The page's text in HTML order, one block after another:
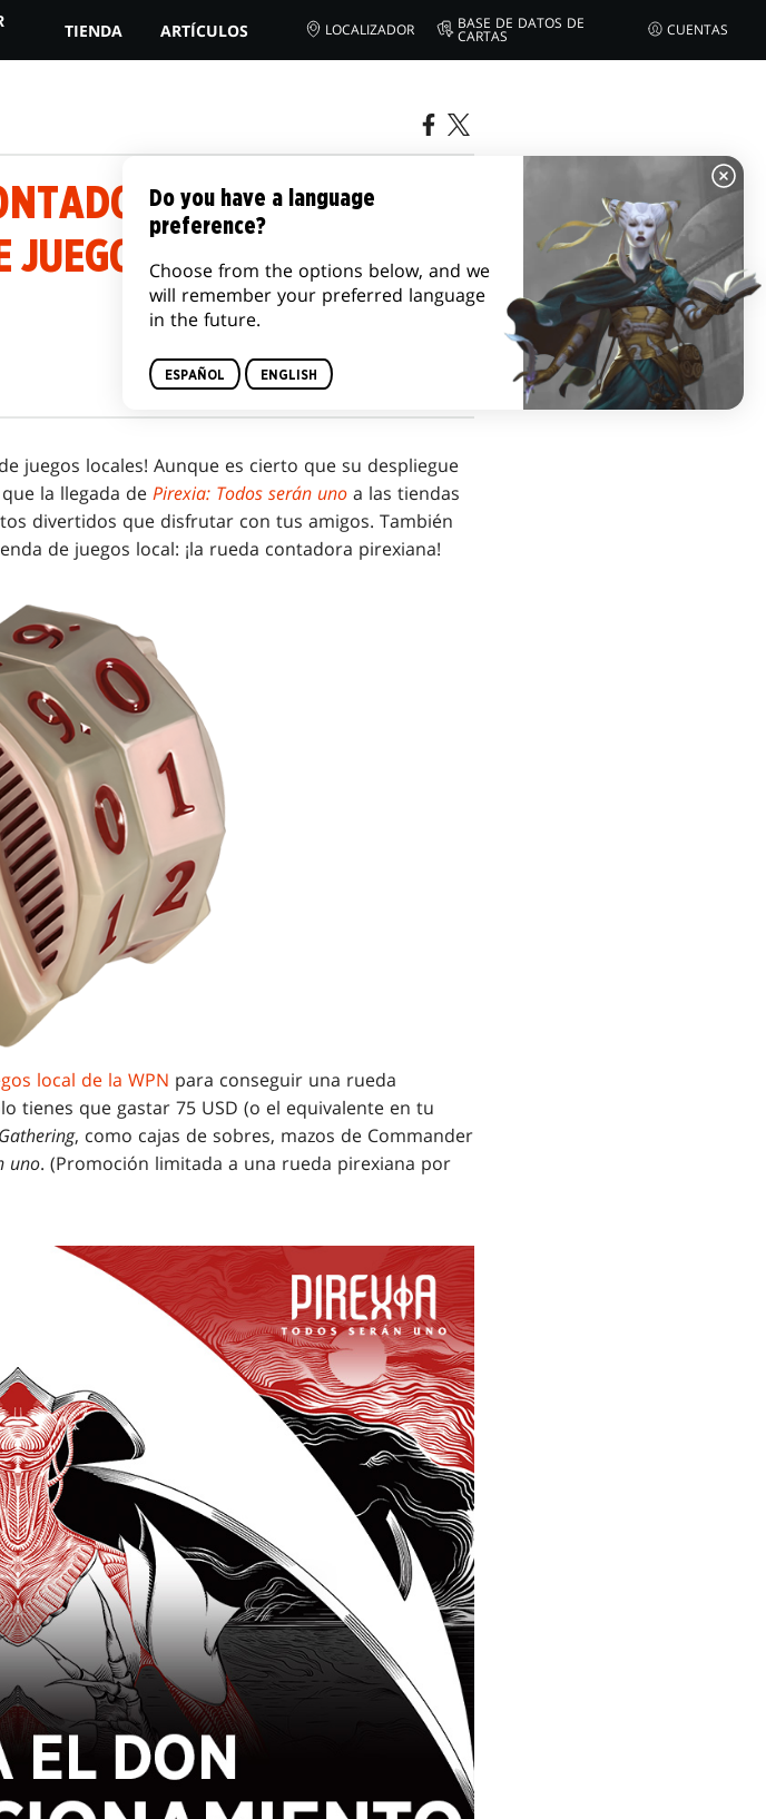
TIENDA ARTÍCULOS LOCALIZADOR BASE DE DATOS DE
CARTAS CUENTAS
PIREXIANA DE
JUEGOS LOCAL
juegos locales! Aunque es cierto que su despliegue
la llegada de Pirexia: Todos serán uno a las tiendas
divertidos que disfrutar con tus amigos. También
de juegos local: ¡la rueda contadora pirexiana!
local de la WPN para conseguir una rueda
tienes que gastar 75 USD (o el equivalente en tu
, como cajas de sobres, mazos de Commander
uno. (Promoción limitada a una rueda pirexiana por
Do you have a language
preference?
Choose from the options below, and we
will remember your preferred language
in the future.
ESPAÑOL ENGLISH